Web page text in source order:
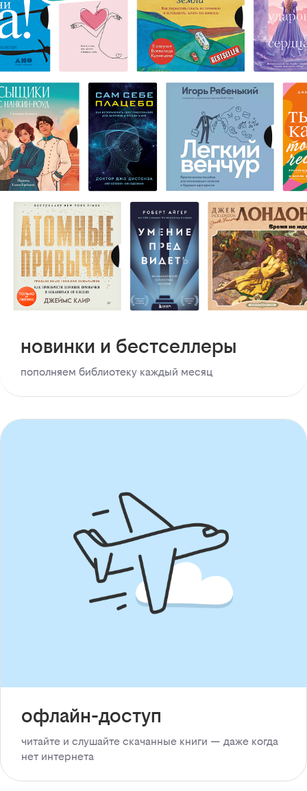
новинки и бестселлеры
пополняем библиотеку каждый месяц
офлайн-доступ
читайте и слушайте скачанные книги — даже когда
нет интернета